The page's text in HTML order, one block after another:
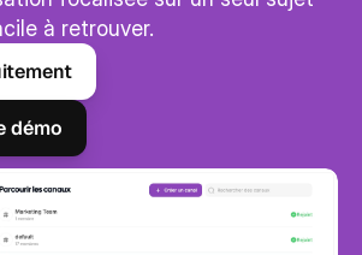
à retrouver.
démo